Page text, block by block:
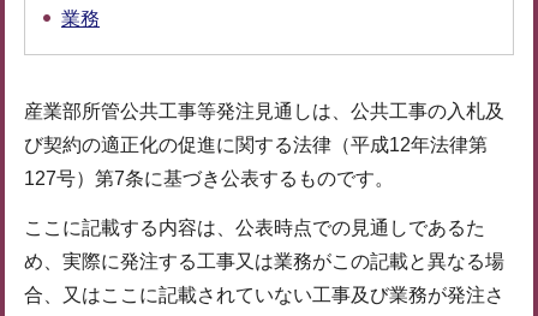
業務
産業部所管公共工事等発注見通しは、公共工事の入札及
び契約の適正化の促進に関する法律（平成12年法律第
127号）第7条に基づき公表するものです。
ここに記載する内容は、公表時点での見通しであるた
め、実際に発注する工事又は業務がこの記載と異なる場
合、又はここに記載されていない工事及び業務が発注さ